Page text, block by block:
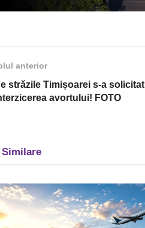
anterior
străzile Timișoarei s-a solicitat
avortului! FOTO
Similare